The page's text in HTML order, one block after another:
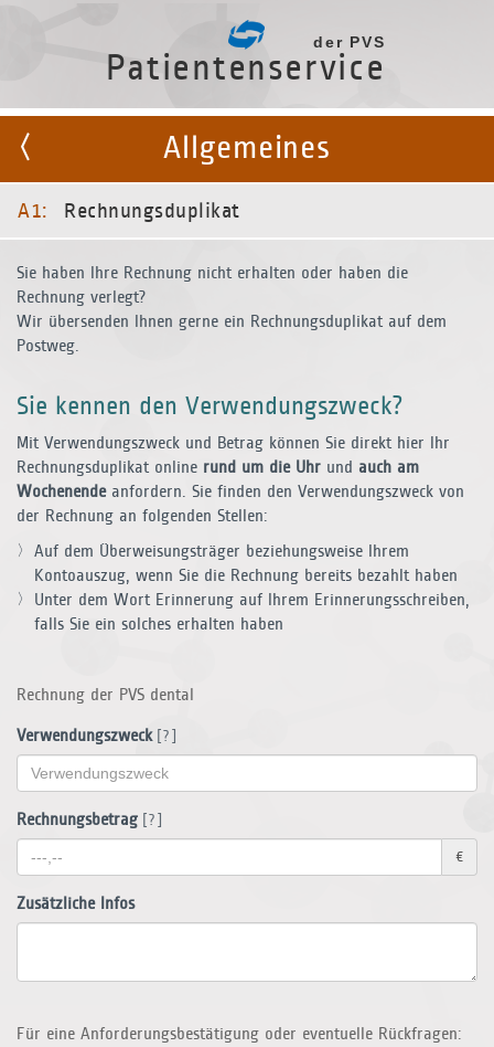
Patientenservice
der PVS
Allgemeines
A1: Rechnungsduplikat
Sie haben Ihre Rechnung nicht erhalten oder haben die
Rechnung verlegt?
Wir übersenden Ihnen gerne ein Rechnungsduplikat auf dem
Postweg.
Sie kennen den Verwendungszweck?
Mit Verwendungszweck und Betrag können Sie direkt hier Ihr
Rechnungsduplikat online rund um die Uhr und auch am
Wochenendeanfordern. Sie finden den Verwendungszweck von
der Rechnung an folgenden Stellen:
Auf dem Überweisungsträger beziehungsweise Ihrem
Kontoauszug, wenn Sie die Rechnung bereits bezahlt haben
Unter dem Wort Erinnerung auf Ihrem Erinnerungsschreiben,
falls Sie ein solches erhalten haben
Rechnung der PVS dental
Verwendungszweck [?]
Rechnungsbetrag [?]
€
Zusätzliche Infos
Für eine Anforderungsbestätigung oder eventuelle Rückfragen: